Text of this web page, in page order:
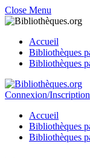
Close Menu
Accueil
Bibliothèques
Bibliothèques
Connexion/Inscription
Accueil
Bibliothèques
Bibliothèques